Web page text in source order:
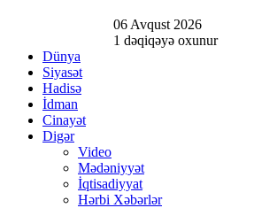
06 Avqust 2026
1 dəqiqəyə oxunur
Dünya
Siyasət
Hadisə
İdman
Cinayət
Digər
Video
Mədəniyyət
İqtisadiyyat
Hərbi Xəbərlər